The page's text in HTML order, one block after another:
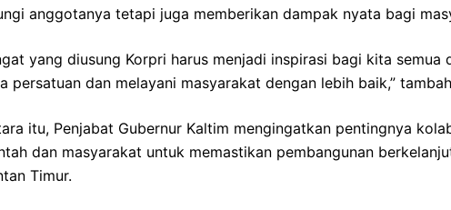
anggotanya tetapi juga memberikan dampak nyata bagi
yang diusung Korpri harus menjadi inspirasi bagi kita semua
persatuan dan melayani masyarakat dengan lebih baik,”
itu, Penjabat Gubernur Kaltim mengingatkan pentingnya
dan masyarakat untuk memastikan pembangunan
Timur.